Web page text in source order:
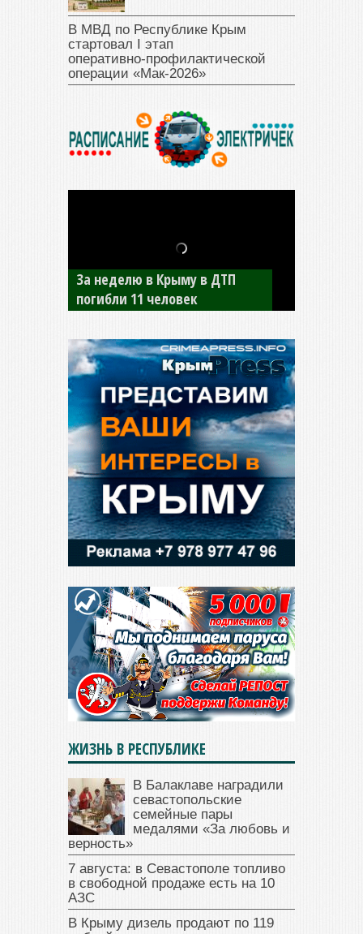
В МВД по Республике Крым
стартовал I этап
оперативно‑профилактической
операции «Мак‑2026»
В Джанкое водитель ВАЗа
сбил двух детей на «зебре»
ЖИЗНЬ В РЕСПУБЛИКЕ
В Балаклаве наградили
севастопольские
семейные пары
медалями «За любовь и
верность»
7 августа: в Севастополе топливо
в свободной продаже есть на 10
АЗС
В Крыму дизель продают по 119